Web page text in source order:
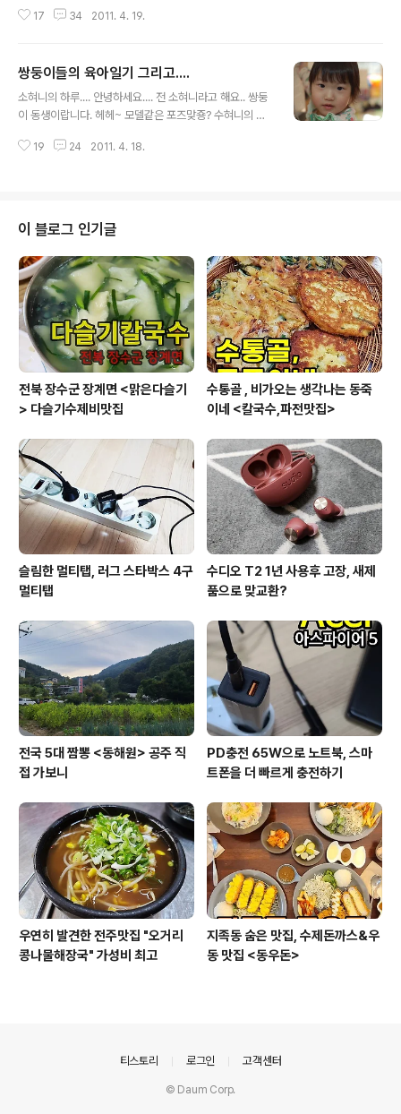
아무래도 전 방송하고 어울리지 않는 외모(?)인듯한 느낌
이들은 아빠가 TV에 나온다고 난리도 아니였답니다. 아이
들 밥 먹여주는 촬영을 하는 모습이 정말 리얼하게 나왔습
니다. 아이들과 함께 노는 모습이 이렇게 나왔답니다. 육아
정말 신기했답니다. 이렇게 멋진 나래이션도 깔려주셨습니
17 34 2011. 4. 19.
쌍둥이들의 육아일기 그리고....
소혀니의 하루.... 안녕하세요.... 전 소혀니라고 해요.. 쌍둥
이 동생이랍니다. 헤헤~ 모델같은 포즈맞죵? 수혀니의 하
고 노는 수혀니랍니다. 갑자기 입술로 장난치는 모습을 찍
잘 나올지 너무나 걱정됩니다. 부시시한채로 전국방송에
나올 모습을 상상해보니 정말 어찌할바를 모르겠습니다.
본방은 2011년 4월 18일이라고 합니다. 촬영하느라 고생
하신 담당자분께 감사드립니다. 생생정보통 촬영으로 인하
여 다른 방송국에서 연락을 주셨습니다. 피치 못할 사정으
로 인하여 다른 방송국 ..
19 24 2011. 4. 18.
이 블로그 인기글
전북 장수군 장계면 <맑은다슬기
> 다슬기수제비맛집
수통골 , 비가오는 생각나는 동죽
이네 <칼국수,파전맛집>
슬림한 멀티탭, 러그 스타박스 4구
멀티탭
수디오 T2 1년 사용후 고장, 새제
품으로 맞교환?
전국 5대 짬뽕 <동해원> 공주 직
접 가보니
PD충전 65W으로 노트북, 스마
트폰을 더 빠르게 충전하기
우연히 발견한 전주맛집 "오거리
콩나물해장국" 가성비 최고
지족동 숨은 맛집, 수제돈까스&우
동 맛집 <동우돈>
티스토리 로그인 고객센터
© Daum Corp.